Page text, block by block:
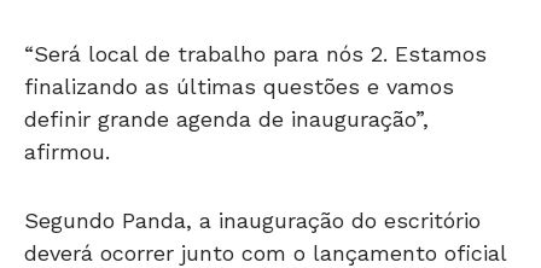
“Será local de trabalho para nós 2. Estamos
finalizando as últimas questões e vamos
definir grande agenda de inauguração”,
afirmou.
Segundo Panda, a inauguração do escritório
deverá ocorrer junto com o lançamento oficial